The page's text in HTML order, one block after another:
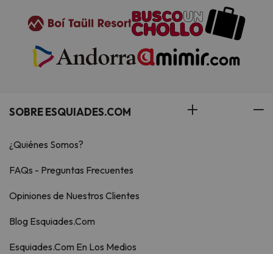
SOBRE ESQUIADES.COM
¿Quiénes Somos?
FAQs - Preguntas Frecuentes
Opiniones de Nuestros Clientes
Blog Esquiades.Com
Esquiades.Com En Los Medios